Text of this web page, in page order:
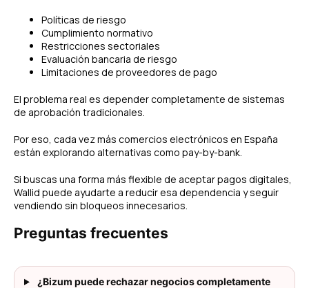
Políticas de riesgo
Cumplimiento normativo
Restricciones sectoriales
Evaluación bancaria de riesgo
Limitaciones de proveedores de pago
El problema real es depender completamente de sistemas
de aprobación tradicionales.
Por eso, cada vez más comercios electrónicos en España
están explorando alternativas como pay-by-bank.
Si buscas una forma más flexible de aceptar pagos digitales,
Wallid puede ayudarte a reducir esa dependencia y seguir
vendiendo sin bloqueos innecesarios.
Preguntas frecuentes
¿Bizum puede rechazar negocios completamente